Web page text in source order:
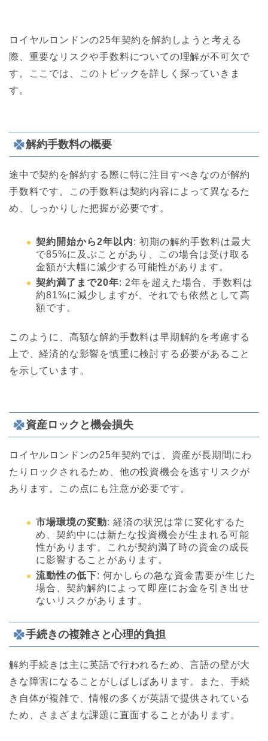
ロイヤルロンドンの25年契約を解約しようと考える
際、重要なリスクや手数料についての理解が不可欠で
す。ここでは、このトピックを詳しく探っていきま
す。
解約手数料の概要
途中で契約を解約する際に特に注目すべきなのが解約
手数料です。この手数料は契約内容によって異なるた
め、しっかりした把握が必要です。
契約開始から2年以内: 初期の解約手数料は最大
で85%に及ぶことがあり、この場合は受け取る
金額が大幅に減少する可能性があります。
契約満了まで20年: 2年を超えた場合、手数料は
約81%に減少しますが、それでも依然として高
額です。
このように、高額な解約手数料は早期解約を考慮する
上で、経済的な影響を慎重に検討する必要があること
を示しています。
資産ロックと機会損失
ロイヤルロンドンの25年契約では、資産が長期間にわ
たりロックされるため、他の投資機会を逃すリスクが
あります。この点にも注意が必要です。
市場環境の変動: 経済の状況は常に変化するた
め、契約中には新たな投資機会が生まれる可能
性があります。これが契約満了時の資金の成長
に影響することがあります。
流動性の低下: 何かしらの急な資金需要が生じた
場合、契約解約によって即座にお金を引き出せ
ないリスクがあります。
手続きの複雑さと心理的負担
解約手続きは主に英語で行われるため、言語の壁が大
きな障害になることがしばしばあります。また、手続
き自体が複雑で、情報の多くが英語で提供されている
ため、さまざまな課題に直面することがあります。